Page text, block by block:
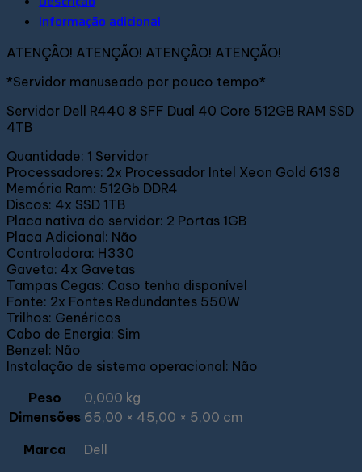
Informação adicional
ATENÇÃO! ATENÇÃO! ATENÇÃO! ATENÇÃO!
*Servidor manuseado por pouco tempo*
Servidor Dell R440 8 SFF Dual 40 Core 512GB RAM SSD
4TB
Quantidade: 1 Servidor
Processadores: 2x Processador Intel Xeon Gold 6138
Memória Ram: 512Gb DDR4
Discos: 4x SSD 1TB
Placa nativa do servidor: 2 Portas 1GB
Placa Adicional: Não
Controladora: H330
Gaveta: 4x Gavetas
Tampas Cegas: Caso tenha disponível
Fonte: 2x Fontes Redundantes 550W
Trilhos: Genéricos
Cabo de Energia: Sim
Benzel: Não
Instalação de sistema operacional: Não
Peso
0,000 kg
Dimensões 65,00 × 45,00 × 5,00 cm
Marca
Dell